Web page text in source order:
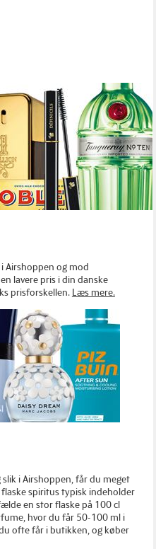
Airshoppen og mod
lavere pris i din danske
prisforskellen. Læs mere.
i Airshoppen, får du meget
flaske spiritus typisk indeholder
en stor flaske på 100 cl
hvor du får 50-100 ml i
ofte får i butikken, og køber